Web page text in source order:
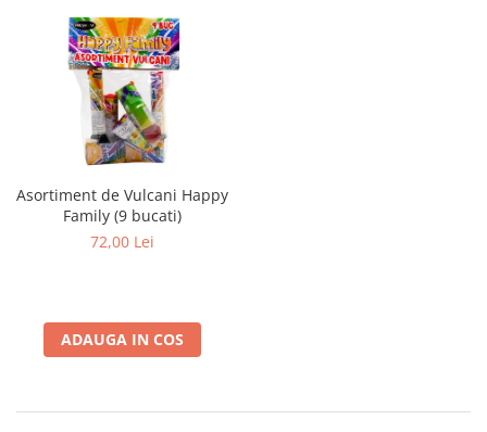
Asortiment de Vulcani Happy
Family (9 bucati)
72,00 Lei
ADAUGA IN COS